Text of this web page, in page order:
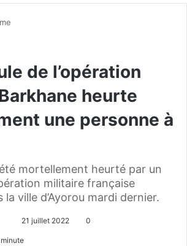
de l’opération
heurte
une personne à
mortellement heurté par un
militaire française
la ville d’Ayorou mardi dernier.
n
21 juillet 2022 0